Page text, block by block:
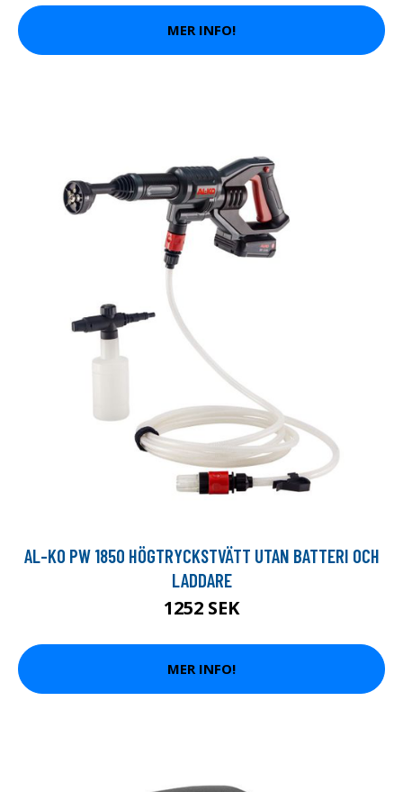
MER INFO!
AL-KO PW 1850 HÖGTRYCKSTVÄTT UTAN BATTERI OCH
LADDARE
1252 SEK
MER INFO!